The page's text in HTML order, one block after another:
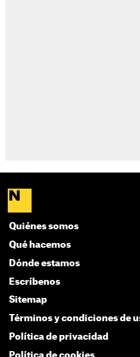
Quiénes somos
Qué hacemos
Dónde estamos
Escríbenos
Sitemap
Términos y condiciones de
Política de privacidad